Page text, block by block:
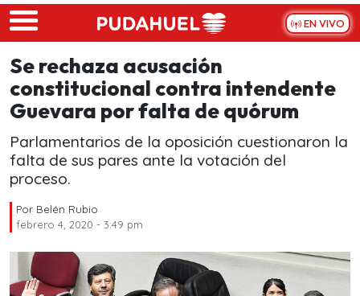
Skip to main content
EN VIVO
Se rechaza acusación
constitucional contra intendente
Guevara por falta de quórum
Parlamentarios de la oposición cuestionaron la
falta de sus pares ante la votación del
proceso.
Por Belén Rubio
febrero 4, 2020 - 3:49 pm